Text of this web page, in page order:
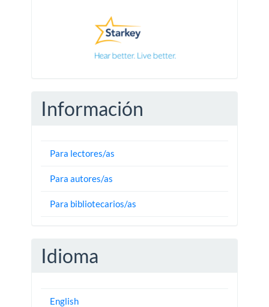
Información
Para lectores/as
Para autores/as
Para bibliotecarios/as
Idioma
English